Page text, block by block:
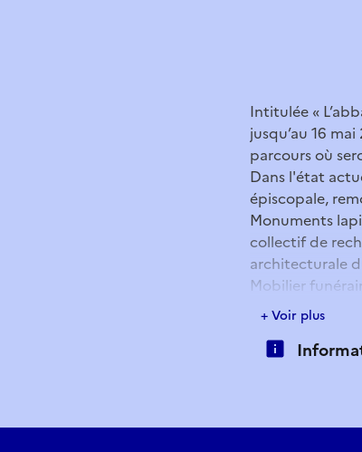
Intitulée «
jusqu’au 16
parcours où
Dans l'état
épiscopale,
Monuments
collectif de
architecturale
Mobilier
uns des
témoignages
l’histoire plus
+ Voir plus